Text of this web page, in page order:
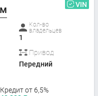
VIN
Кол-во
владельцев
1
Привод
Передний
Кредит от 6,5%